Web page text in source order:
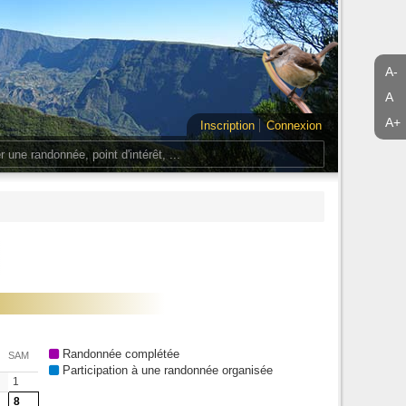
A-
A
A+
Inscription
Connexion
SAM
1
8
Randonnée complétée
Participation à une randonnée organisée